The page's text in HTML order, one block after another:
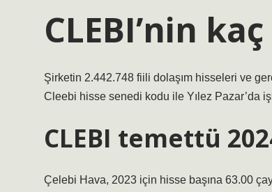
CLEBI’nin
Şirketin 2.442.748 fiili dolaşım hisseleri ve
Cleebi hisse senedi kodu ile Yılez Pazar’da
CLEBI temettü
Çelebi Hava, 2023 için hisse başına 63.00